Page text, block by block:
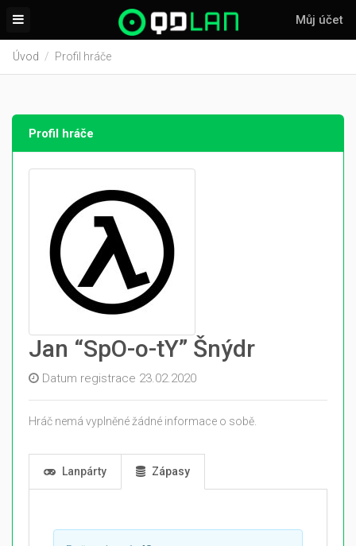
Můj účet
Úvod Profil hráče
Profil hráče
Jan “SpO-o-tY” Šnýdr
Datum registrace 23.02.2020
Hráč nemá vyplněné žádné informace o sobě.
Lanpárty Zápasy